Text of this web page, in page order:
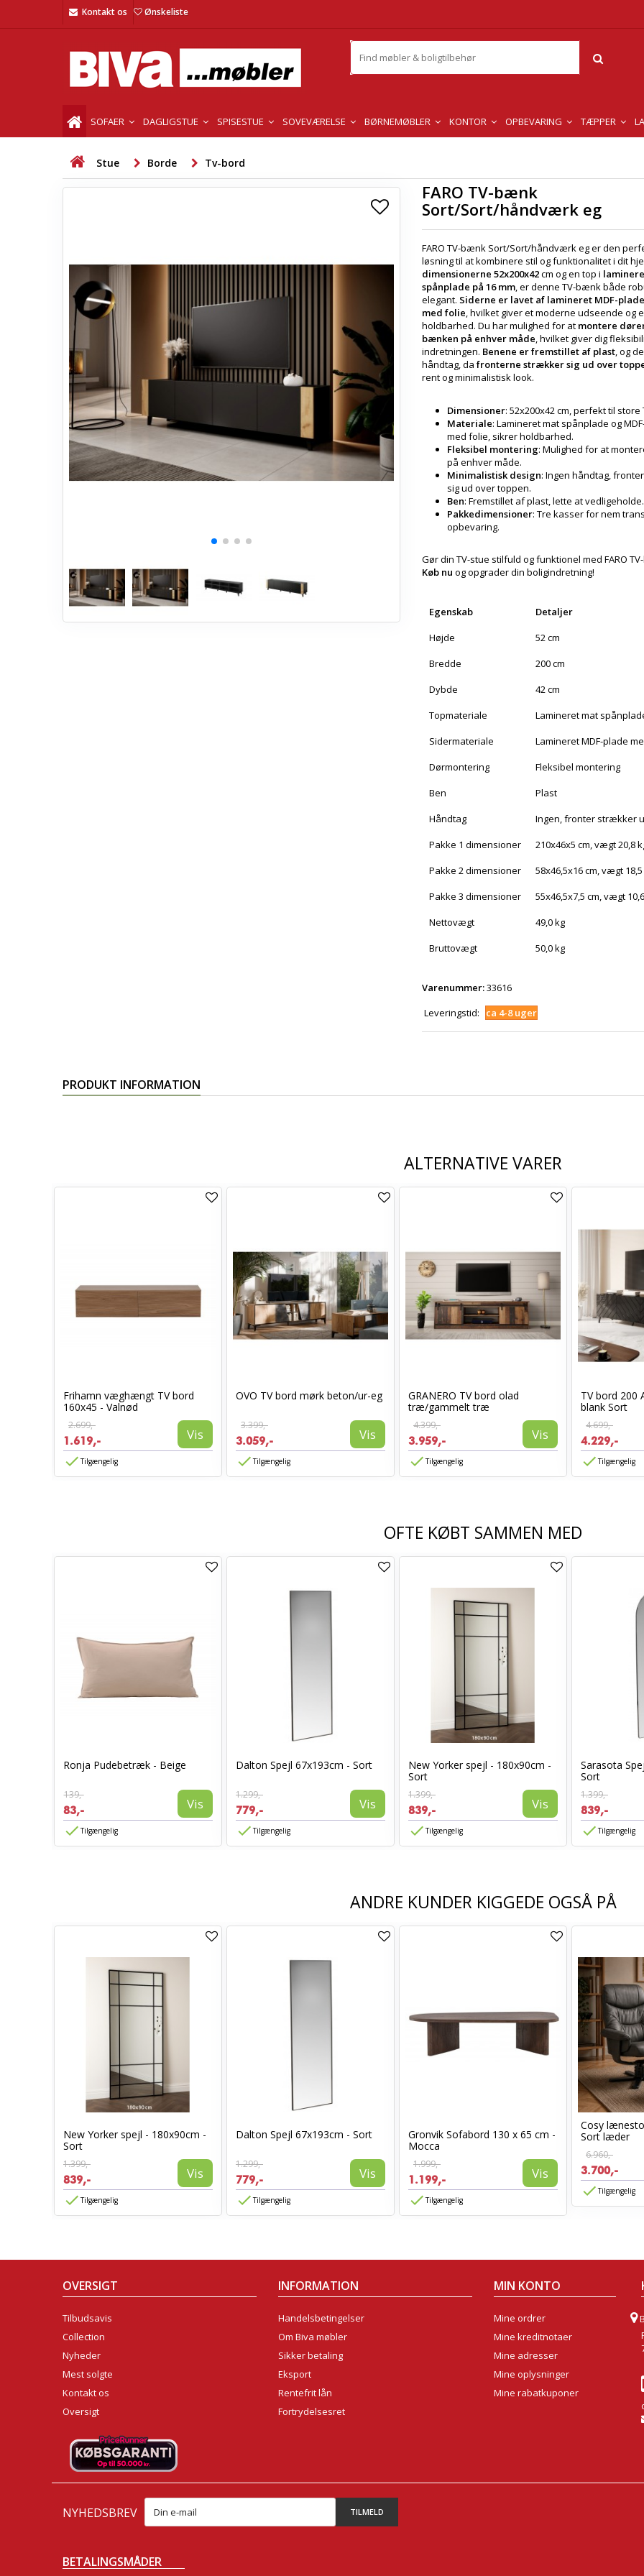
Kontakt os Ønskeliste
SOFAER DAGLIGSTUE SPISESTUE SOVEVÆRELSE BØRNEMØBLER KONTOR OPBEVARING TÆPPER
Stue Borde Tv-bord
FARO TV-bænk
Sort/Sort/håndværk eg
FARO TV-bænk Sort/Sort/håndværk eg er den
løsning til at kombinere stil og funktionalitet i dit
dimensionerne 52x200x42cm og en top i
spånplade på 16 mm, er denne TV-bænk både
elegant. Siderne er lavet af lamineret MDF-
med folie, hvilket giver et moderne udseende og
holdbarhed. Du har mulighed for at montere
bænken på enhver måde, hvilket giver dig
indretningen. Benene er fremstillet af plast, og
håndtag, da fronterne strækker sig ud over
rent og minimalistisk look.
Dimensioner: 52x200x42 cm, perfekt til store
Materiale: Lamineret mat spånplade og
med folie, sikrer holdbarhed.
Fleksibel montering: Mulighed for at
på enhver måde.
Minimalistisk design: Ingen håndtag,
sig ud over toppen.
Ben: Fremstillet af plast, lette at vedligeholde.
Pakkedimensioner: Tre kasser for nem
opbevaring.
Gør din TV-stue stilfuld og funktionel med FARO
Køb nu og opgrader din boligindretning!
Egenskab
Detaljer
Højde
52 cm
Bredde
200 cm
Dybde
42 cm
Topmateriale
Lamineret mat
Sidermateriale
Lamineret MDF-plade
Dørmontering
Fleksibel montering
Ben
Plast
Håndtag
Ingen, fronter strækker
Pakke 1 dimensioner
210x46x5 cm, vægt 20,8
Pakke 2 dimensioner
58x46,5x16 cm, vægt
Pakke 3 dimensioner
55x46,5x7,5 cm, vægt
Nettovægt
49,0 kg
Bruttovægt
50,0 kg
Varenummer:33616
Leveringstid:
ca 4-8 uger
PRODUKT INFORMATION
ALTERNATIVE VARER
Frihamn væghængt TV bord
160x45 - Valnød
2.699,-
1.619,- Vis
Tilgængelig
OVO TV bord mørk beton/ur-eg
3.399,-
3.059,- Vis
Tilgængelig
GRANERO TV bord olad
træ/gammelt træ
4.399,-
3.959,- Vis
Tilgængelig
TV bord 200
blank Sort
4.699,-
4.229,-
Tilgængelig
OFTE KØBT SAMMEN MED
Ronja Pudebetræk - Beige
139,-
83,- Vis
Tilgængelig
Dalton Spejl 67x193cm - Sort
1.299,-
779,- Vis
Tilgængelig
New Yorker spejl - 180x90cm -
Sort
1.399,-
839,- Vis
Tilgængelig
Sarasota
Sort
1.399,-
839,-
Tilgængelig
ANDRE KUNDER KIGGEDE OGSÅ PÅ
New Yorker spejl - 180x90cm -
Sort
1.399,-
839,- Vis
Tilgængelig
Dalton Spejl 67x193cm - Sort
1.299,-
779,- Vis
Tilgængelig
Gronvik Sofabord 130 x 65 cm -
Mocca
1.999,-
1.199,- Vis
Tilgængelig
Cosy
Sort læder
6.960,-
3.700,-
Tilgængelig
OVERSIGT
Tilbudsavis
Collection
Nyheder
Mest solgte
Kontakt os
Oversigt
INFORMATION
Handelsbetingelser
Om Biva møbler
Sikker betaling
Eksport
Rentefrit lån
Fortrydelsesret
MIN KONTO
Mine ordrer
Mine kreditnotaer
Mine adresser
Mine oplysninger
Mine rabatkuponer
NYHEDSBREV TILMELD
BETALINGSMÅDER